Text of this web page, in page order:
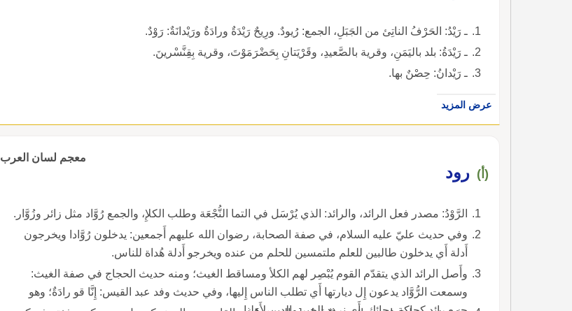
ـ رَيْدُ: الحَرْفُ الناتِئ من الجَبَلِ، الجمع: رُيودٌ. ورِيحٌ رَيْدَةٌ ورادَةٌ ورَيْدانَةٌ: رَوْدٌ.
ـ رَيْدَةُ: بلد باليَمَنِ، وقرية بالصَّعيدِ، وقَرْيَتانِ بِحَضْرَمَوْتَ، وقرية بِقِنَّسْرينَ.
ـ رَيْدانُ: حِصْنٌ بها.
عرض المزيد
معجم لسان العرب
(أ) رود
الرَّوْدُ: مصدر فعل الرائد، والرائد: الذي يُرْسَل في التما النُّجْعَة وطلب الكلإِ، والجمع رُوَّاد مثل زائر وزُوَّار.
وفي حديث عليّ عليه السلام، في صفة الصحابة، رضوان الله عليهم أَجمعين: يدخلون رُوَّادا ويخرجون
أَدلة أَي يدخلون طالبين للعلم ملتمسين للحلم من عنده ويخرجو أَدلة هُداة للناس.
وأَصل الرائد الذي يتقدّم القوم يُبْصِر لهم الكلأ ومساقط الغيث؛ ومنه حديث الحجاج في صفة الغيث:
وسمعت الرُّوَّاد يدعون إِل ديارتها أَي تطلب الناس إِليها، وفي حديث وفد عبد القيس: إِنَّا قو رادَةٌ؛ وهو